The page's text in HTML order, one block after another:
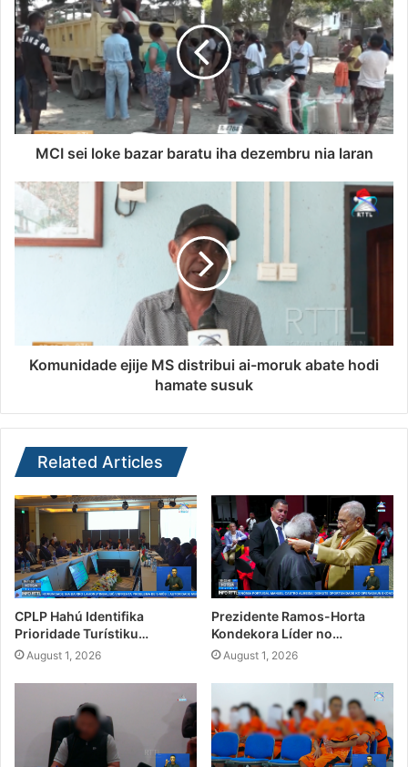
MCI sei loke bazar baratu iha dezembru nia laran
Komunidade ejije MS distribui ai-moruk abate hodi
hamate susuk
Related Articles
CPLP Hahú Identifika
Prioridade Turístiku…
August 1, 2026
Prezidente Ramos-Horta
Kondekora Líder no…
August 1, 2026